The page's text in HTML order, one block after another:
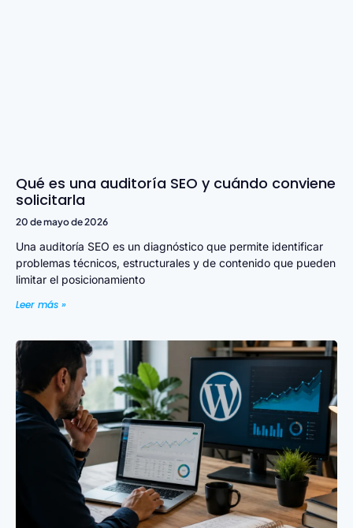
Qué es una auditoría SEO y cuándo conviene
solicitarla
20 de mayo de 2026
Una auditoría SEO es un diagnóstico que permite identificar
problemas técnicos, estructurales y de contenido que pueden
limitar el posicionamiento
Leer más »